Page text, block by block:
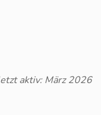
aktiv: März 2026